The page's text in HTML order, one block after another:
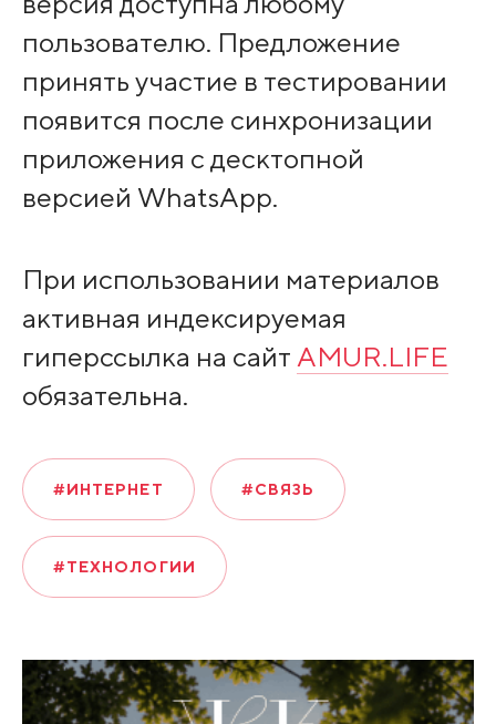
пользователю. Предложение
принять участие в тестировании
появится после синхронизации
приложения с десктопной
версией WhatsApp.
При использовании материалов
активная индексируемая
гиперссылка на сайт AMUR.LIFE
обязательна.
#ИНТЕРНЕТ #СВЯЗЬ
#ТЕХНОЛОГИИ